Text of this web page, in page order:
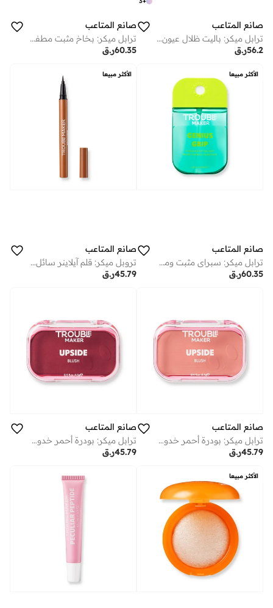
صانع المتاعب
ترابل ميكر: باليت ظلال عيون ليتل ترابل شادو جينيوس
ر.ق56.2
صانع المتاعب
ترابل ميكر: بخاخ مثبت مطفي للمسام ميك سبيس
ر.ق60.35
الأكثر مبيعا
صانع المتاعب
ترابل ميكر: سبراي مثبت ومرطب جينيس جريب
ر.ق60.35
الأكثر مبيعا
صانع المتاعب
تروبل ميكر: قلم آيلاينر سائل اوتسايدر براون
ر.ق45.79
صانع المتاعب
ترابل ميكر: بودرة أحمر خدود أبسايد جلاس هاف فول
ر.ق45.79
صانع المتاعب
ترابل ميكر: بودرة أحمر خدود أبسايد هابينيس ماغنيت
ر.ق45.79
الأكثر مبيعا